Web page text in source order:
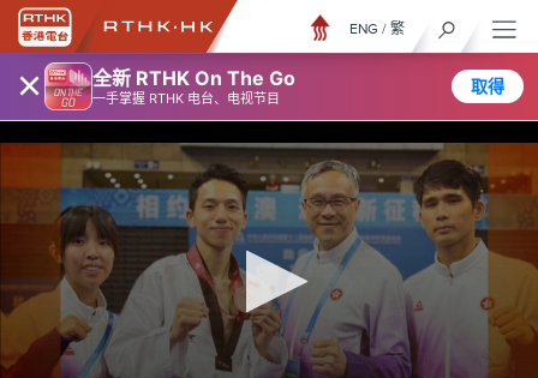
× 全新 RTHK On The Go
一手掌握 RTHK 电台、电视节目
取得
ENG / 繁